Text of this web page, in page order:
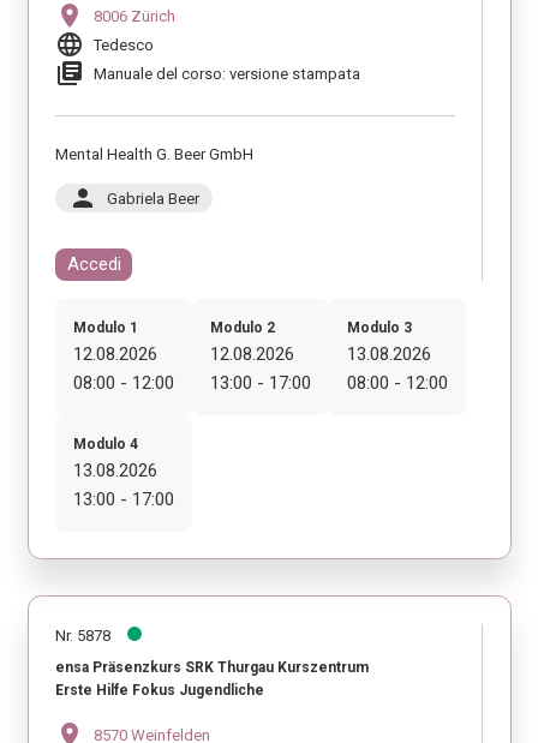
location_on 8006 Zürich
language Tedesco
library_books Manuale del corso: versione stampata
Mental Health G. Beer GmbH
person Gabriela Beer
Accedi
Modulo 1
12.08.2026
08:00 - 12:00
Modulo 2
12.08.2026
13:00 - 17:00
Modulo 3
13.08.2026
08:00 - 12:00
Modulo 4
13.08.2026
13:00 - 17:00
Nr. 5878
ensa Präsenzkurs SRK Thurgau Kurszentrum
Erste Hilfe Fokus Jugendliche
location_on 8570 Weinfelden